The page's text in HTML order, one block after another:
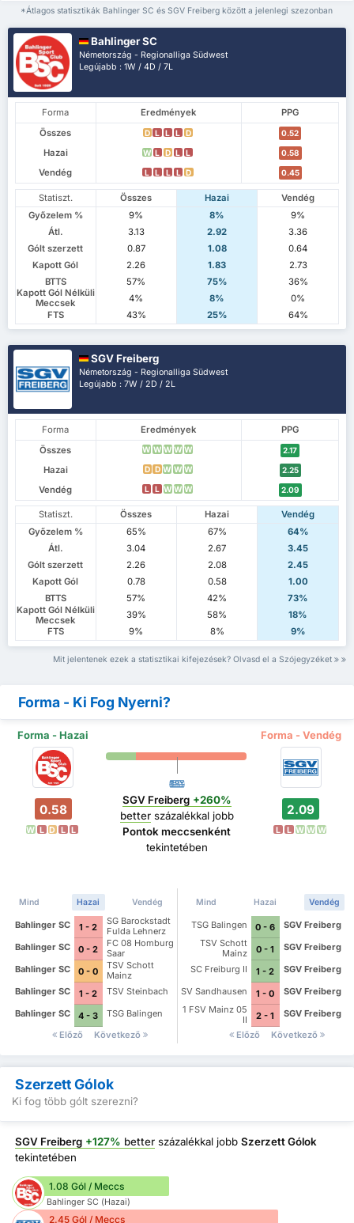
*Átlagos statisztikák Bahlinger SC és SGV Freiberg között a jelenlegi szezonban
Bahlinger SC
Németország - Regionalliga Südwest
Legújabb : 1W / 4D / 7L
Forma Eredmények
PPG
Összes
D L L L D 0.52
Hazai W L D L L 0.58
Vendég L L L L D 0.45
Statiszt. Összes Hazai
Vendég
Győzelem %
9% 8%
9%
Átl.
3.13 2.92
3.36
Gólt szerzett
0.87 1.08
0.64
Kapott Gól
2.26 1.83
2.73
BTTS
57% 75%
36%
Kapott Gól Nélküli
Meccsek
4% 8%
0%
FTS
43% 25% 64%
SGV Freiberg
Németország - Regionalliga Südwest
Legújabb : 7W / 2D / 2L
Forma Eredmények
PPG
Összes
W W W W W 2.17
Hazai D D W W W 2.25
Vendég L L W W W 2.09
Statiszt. Összes Hazai
Vendég
Győzelem %
65% 67%
64%
Átl.
3.04 2.67
3.45
Gólt szerzett
2.26 2.08
2.45
Kapott Gól
0.78 0.58
1.00
BTTS
57% 42%
73%
Kapott Gól Nélküli
Meccsek
39% 58%
18%
FTS
9% 8% 9%
Mit jelentenek ezek a statisztikai kifejezések? Olvasd el a Szójegyzéket
Forma - Ki Fog Nyerni?
Forma - Hazai Forma - Vendég
0.58
W L D L L
SGV Freiberg +260%
betterszázalékkal jobb
Pontok meccsenként
tekintetében
2.09
L L W W W
Mind Hazai Vendég
Bahlinger SC 1 - 2
SG Barockstadt
Fulda Lehnerz
Bahlinger SC
0 - 2
FC 08 Homburg
Saar
Bahlinger SC
0 - 0
TSV Schott
Mainz
Bahlinger SC
1 - 2
TSV Steinbach
Bahlinger SC
4 - 3
TSG Balingen
Előző
Következő
Mind Hazai Vendég
TSG Balingen 0 - 6
SGV Freiberg
TSV Schott
Mainz
0 - 1
SGV Freiberg
SC Freiburg II
1 - 2
SGV Freiberg
SV Sandhausen
1 - 0
SGV Freiberg
1 FSV Mainz 05
II
2 - 1
SGV Freiberg
Előző
Következő
Szerzett Gólok
Ki fog több gólt szerezni?
SGV Freiberg +127% better százalékkal jobb Szerzett Gólok
tekintetében
1.08 Gól / Meccs
Bahlinger SC (Hazai)
2.45 Gól / Meccs